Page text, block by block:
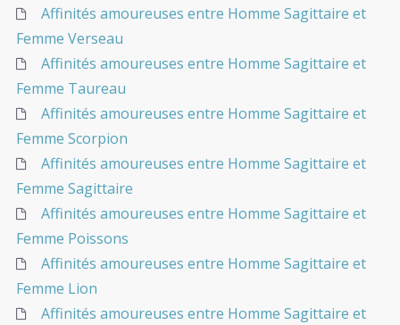
Affinités amoureuses entre Homme Sagittaire et
Femme Verseau
Affinités amoureuses entre Homme Sagittaire et
Femme Taureau
Affinités amoureuses entre Homme Sagittaire et
Femme Scorpion
Affinités amoureuses entre Homme Sagittaire et
Femme Sagittaire
Affinités amoureuses entre Homme Sagittaire et
Femme Poissons
Affinités amoureuses entre Homme Sagittaire et
Femme Lion
Affinités amoureuses entre Homme Sagittaire et